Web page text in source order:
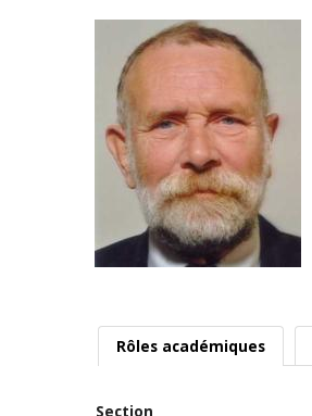
Rôles académiques
Section